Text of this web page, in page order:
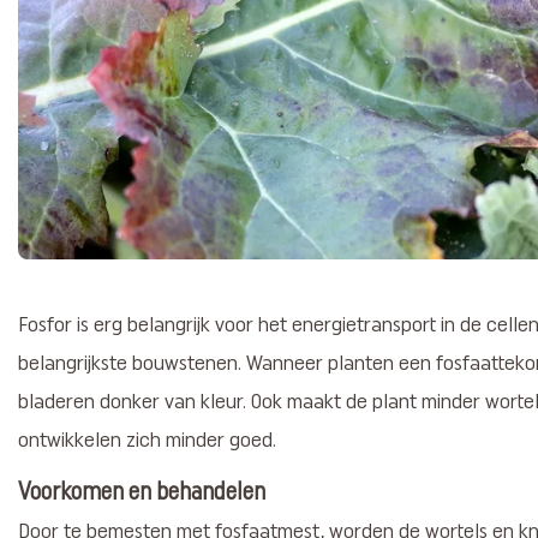
Fosfor is erg belangrijk voor het energietrans­port in de
belangrijkste bouwstenen. Wanneer planten een
bladeren donker van kleur. Ook maakt de plant minder
ontwikkelen zich minder goed.
Voorkomen en behandelen
Door te bemesten met fosfaatmest, worden de wortels en